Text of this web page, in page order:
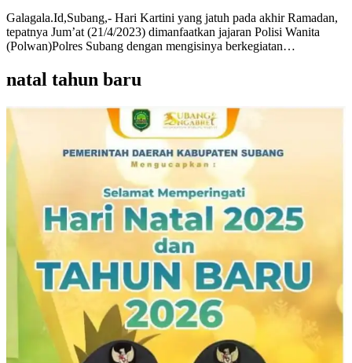
Galagala.Id,Subang,- Hari Kartini yang jatuh pada akhir Ramadan,
tepatnya Jum’at (21/4/2023) dimanfaatkan jajaran Polisi Wanita
(Polwan)Polres Subang dengan mengisinya berkegiatan…
natal tahun baru